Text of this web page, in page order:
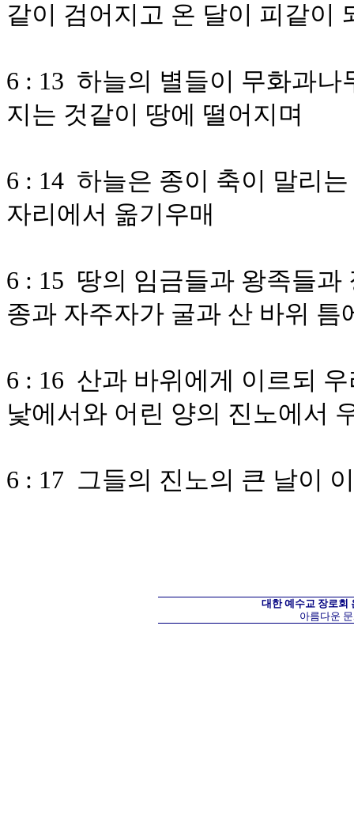
같이 검어지고 온 달이 피같이
6 : 13 하늘의 별들이 무화과
지는 것같이 땅에 떨어지며
6 : 14 하늘은 종이 축이 말리
자리에서 옮기우매
6 : 15 땅의 임금들과 왕족들
종과 자주자가 굴과 산 바위 틈
6 : 16 산과 바위에게 이르되
낯에서와 어린 양의 진노에서
6 : 17 그들의 진노의 큰 날이
대한 예수교 장로회
아름다운